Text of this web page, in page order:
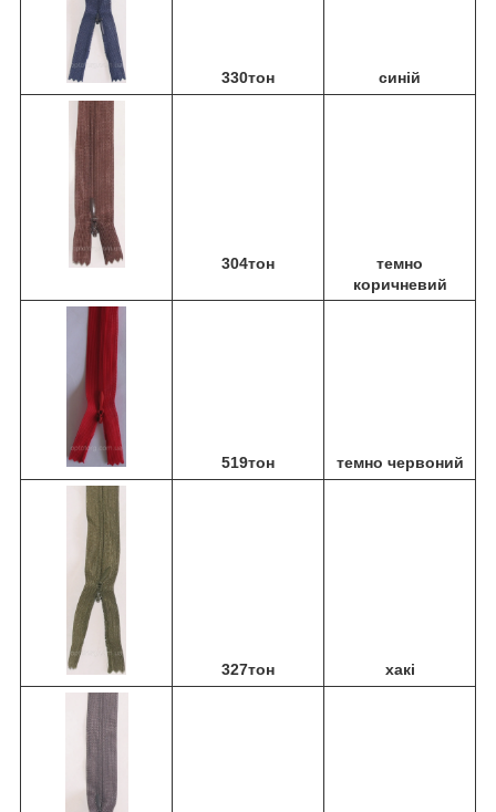
330тон синій
304тон
темно
коричневий
519тон темно червоний
327тон хакі